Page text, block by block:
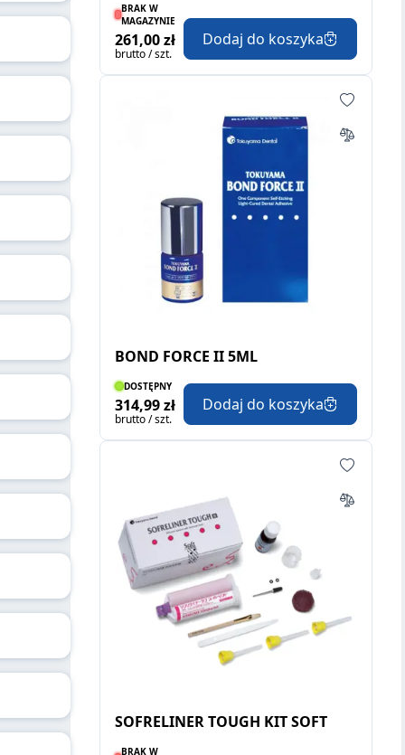
BRAK W
MAGAZYNIE
261,00 zł
brutto / szt.
Dodaj do koszyka
BOND FORCE II 5ML
DOSTĘPNY
314,99 zł
brutto / szt.
Dodaj do koszyka
SOFRELINER TOUGH KIT SOFT
BRAK W